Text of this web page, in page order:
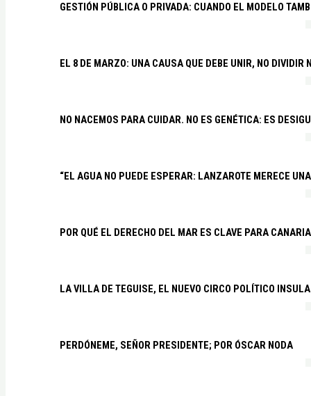
GESTIÓN PÚBLICA O PRIVADA: CUANDO EL MODELO
EL 8 DE MARZO: UNA CAUSA QUE DEBE UNIR, NO DIVIDIR
NO NACEMOS PARA CUIDAR. NO ES GENÉTICA: ES
“EL AGUA NO PUEDE ESPERAR: LANZAROTE MERECE
POR QUÉ EL DERECHO DEL MAR ES CLAVE PARA
LA VILLA DE TEGUISE, EL NUEVO CIRCO POLÍTICO
PERDÓNEME, SEÑOR PRESIDENTE; POR ÓSCAR NODA